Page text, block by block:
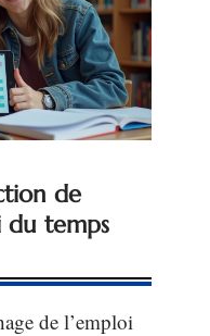
de
du temps
de l’emploi